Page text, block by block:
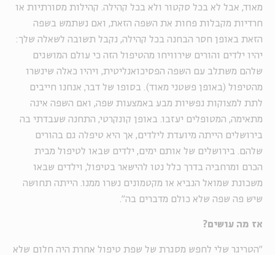
מאוד, אבל לא בכל סקטור ולא בכל קהילה. קהילות מסורתיות או
חרדיות מקבלות פחות את השפה הזאת, ואם נשתמש בשפה
הזאת באופן חסר הבחנה בכל קהילה, נקבל תשובה לשאלה שלך:
יהיו ילדים והורים שירוויחו מהטיפול הזה כי עולם המושגים
שלהם משתלב עם השפה הפסיכואנליטית, ויהיו כאלה שינשרו
מהטיפול (באופן פשטני מאוד). בסופו של דבר, אנחנו חייבים
לתת למצוקות נפשיות מבע באמצעות שפה, ואם השפה אינה
מתאימה, המטופלים יעזבו. באופן קונקרטי, התחנה שעבדתי בה
בירושלים הייתה מיועדת לילדים, אך היא טיפלה גם בהורים
שלהם. בירושלים של אותם ימים, ילדים שבאו לטיפול מבית
הכרם ומרחביה בדרך כלל נטו להישאר בטיפול, וילדים שבאו
משכונת שמואל הנביא או מקטמונים נשרו ממנו. הייתה תחושה
שיש פה שפה שלא כולם מדברים בה".
אז מה עושים?
"הטריגר שלי לחפש מסגרת של שפת טיפול אחרת היה חלום שלא